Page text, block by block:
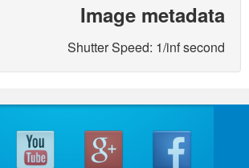
האימייל לא יוצג באתר.(
*) שדות חובה מסומנים
שם*
Image metadata
Shutter Speed: 1/inf second